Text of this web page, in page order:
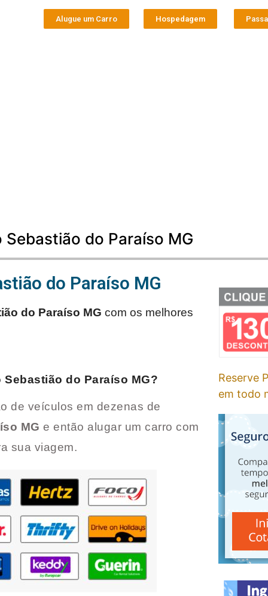
Alugue um Carro Hospedagem
do Paraíso MG
do Paraíso MG
do Paraíso MG com os melhores
Sebastião do Paraíso MG?
de veículos em dezenas de
MG e então alugar um carro com
sua viagem.
Reserve
em todo